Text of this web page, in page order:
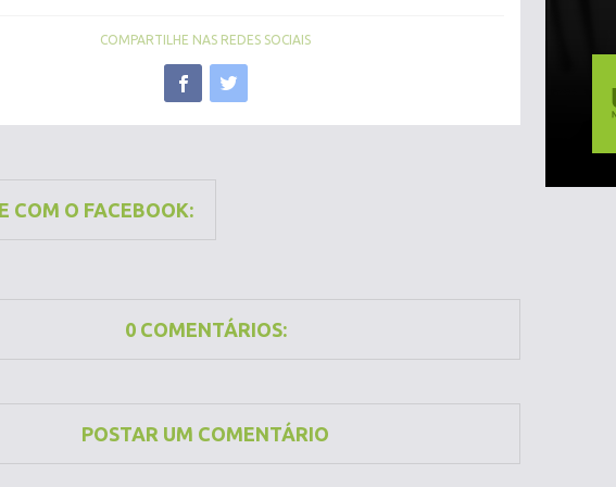
COMPARTILHE NAS REDES SOCIAIS
COM O FACEBOOK:
0 COMENTÁRIOS:
POSTAR UM COMENTÁRIO